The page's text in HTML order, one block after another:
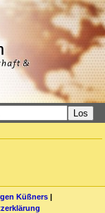
Los
Küßners |